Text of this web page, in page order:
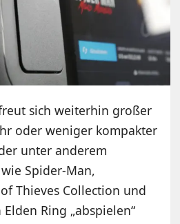
sich weiterhin großer
oder weniger kompakter
unter anderem
Spider-Man,
Thieves Collection und
Ring „abspielen“